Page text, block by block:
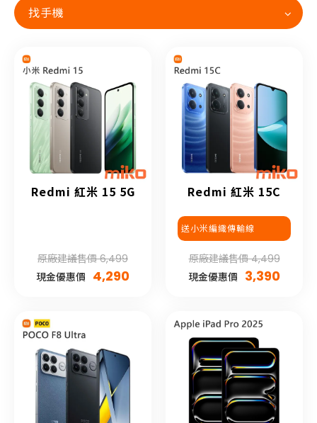
找手機
Redmi 紅米 15 5G
原廠建議售價 6,499
現金優惠價 4,290
Redmi 紅米 15C
送小米編織傳輸線
原廠建議售價 4,499
現金優惠價 3,390